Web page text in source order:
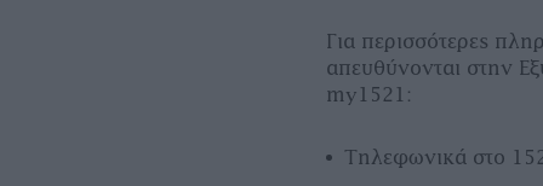
Για περισσότερες
απευθύνονται στην
my1521:
Τηλεφωνικά στο